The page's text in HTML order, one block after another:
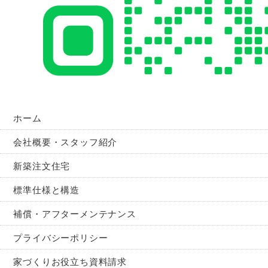
ホーム
会社概要・スタッフ紹介
新築注文住宅
標準仕様と構造
補償・アフターメンテナンス
プライバシーポリシー
家づくりお役立ち資料請求